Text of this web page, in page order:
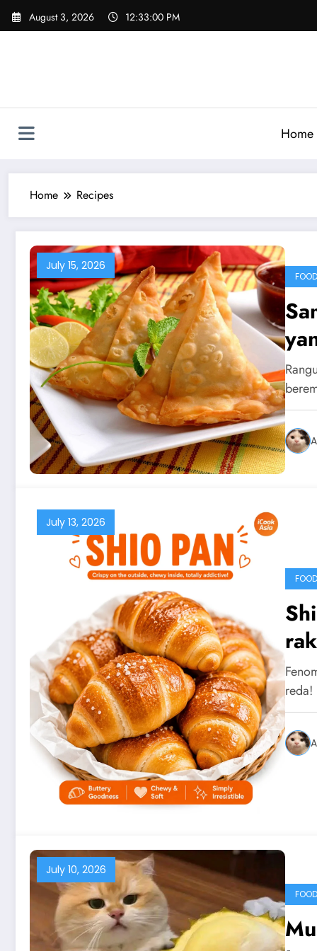
Skip
August 3, 2026 12:33:02 PM
Home
Home Recipes
July 15, 2026
July 13, 2026
July 10, 2026